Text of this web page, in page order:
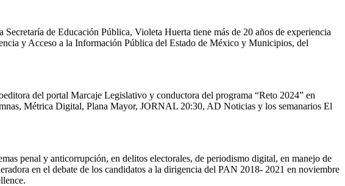
de Educación Pública, Violeta Huerta tiene más de 20 años de experiencia
y Acceso a la Información Pública del Estado de México y Municipios, del
del portal Marcaje Legislativo y conductora del programa “Reto 2024” en
Métrica Digital, Plana Mayor, JORNAL 20:30, AD Noticias y los semanarios El
penal y anticorrupción, en delitos electorales, de periodismo digital, en manejo de
en el debate de los candidatos a la dirigencia del PAN 2018- 2021 en noviembre